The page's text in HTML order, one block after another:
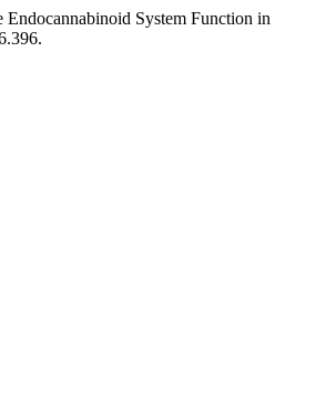
System Function in